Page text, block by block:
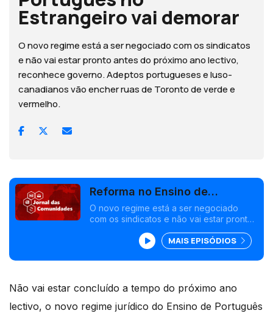
Estrangeiro vai demorar
O novo regime está a ser negociado com os sindicatos
e não vai estar pronto antes do próximo ano lectivo,
reconhece governo. Adeptos portugueses e luso-
canadianos vão encher ruas de Toronto de verde e
vermelho.
Reforma no Ensino de
Português no estrangeiro vai
demorar
O novo regime está a ser negociado
com os sindicatos e não vai estar pronto
governo. Adeptos portugueses e luso-
canadianos vão encher ruas de Toronto
de verde e vermelho.
MAIS EPISÓDIOS
Não vai estar concluído a tempo do próximo ano
lectivo, o novo regime jurídico do Ensino de Português